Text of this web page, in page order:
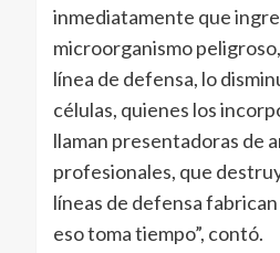
inmediatamente que
microorganismo
línea de defensa, lo
células, quienes los
llaman presentadoras de
profesionales, que
líneas de defensa
eso toma tiempo”, contó.